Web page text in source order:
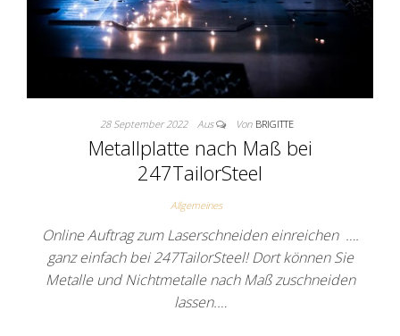
28 September 2022 Aus Von BRIGITTE
Metallplatte nach Maß bei
247TailorSteel
Allgemeines
Online Auftrag zum Laserschneiden einreichen ….
ganz einfach bei 247TailorSteel! Dort können Sie
Metalle und Nichtmetalle nach Maß zuschneiden
lassen.…